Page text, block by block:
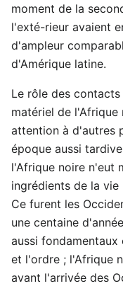
moment de la
l'exté-rieur avaient
d'ampleur
d'Amérique latine.
Le rôle des
matériel de
attention à d'autres
époque aussi
l'Afrique noire n'eut
ingrédients de la
Ce furent les
une centaine
aussi
et l'ordre ; l'Afrique
avant l'arrivée des